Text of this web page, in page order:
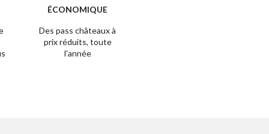
ÉCONOMIQUE
Des pass châteauxà
prix réduits, toute
l’année